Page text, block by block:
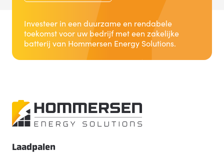
Investeer in een duurzame en rendabele
toekomst voor uw bedrijf met een zakelijke
batterij van Hommersen Energy Solutions.
Laadpalen